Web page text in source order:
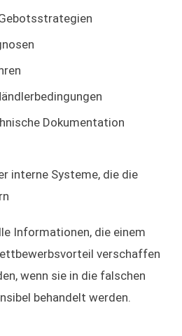
Dokumentation
interne Systeme, die die
Informationen, die einem
verschaffen
wenn sie in die falschen
behandelt werden.